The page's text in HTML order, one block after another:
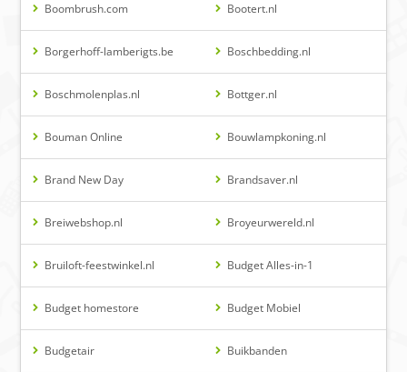
Boombrush.com Bootert.nl
Borgerhoff-lamberigts.be Boschbedding.nl
Boschmolenplas.nl Bottger.nl
Bouman Online Bouwlampkoning.nl
Brand New Day Brandsaver.nl
Breiwebshop.nl Broyeurwereld.nl
Bruiloft-feestwinkel.nl Budget Alles-in-1
Budget homestore Budget Mobiel
Budgetair Buikbanden